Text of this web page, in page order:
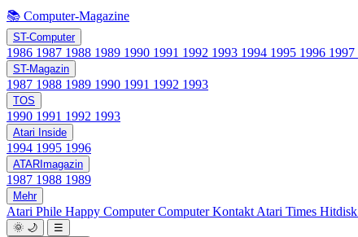
📚 Computer-Magazine
ST-Computer
1986 1987 1988 1989 1990 1991 1992 1993 1994 1995 1996 1997
ST-Magazin
1987 1988 1989 1990 1991 1992 1993
TOS
1990 1991 1992 1993
Atari Inside
1994 1995 1996
ATARImagazin
1987 1988 1989
Mehr
Atari Phile Happy ComputerComputer Kontakt Atari Times Hitdisk
🌞 🌙
☰